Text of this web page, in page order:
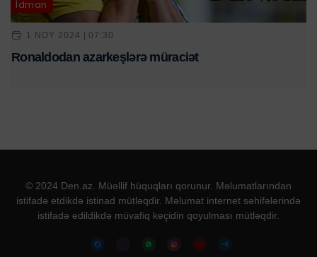
İdman
1 NOY 2024 | 07:30
Ronaldodan azarkeşlərə müraciət
© 2024 Den.az. Müəllif hüquqları qorunur. Məlumatlarından
istifadə etdikdə istinad mütləqdir. Məlumat internet səhifələrində
istifadə edildikdə müvafiq keçidin qoyulması mütləqdir.